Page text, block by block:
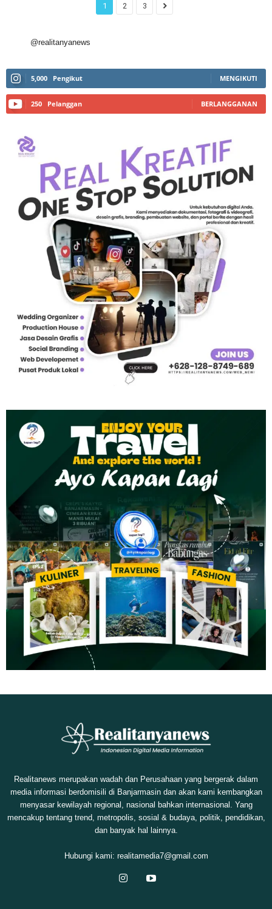
1 2 3
@realitanyanews
5,000 Pengikut MENGIKUTI
250 Pelanggan BERLANGGANAN
Realitanews merupakan wadah dan Perusahaan yang bergerak dalam
media informasi berdomisili di Banjarmasin dan akan kami kembangkan
menyasar kewilayah regional, nasional bahkan internasional. Yang
mencakup tentang trend, metropolis, sosial & budaya, politik, pendidikan,
dan banyak hal lainnya.
Hubungi kami: realitamedia7@gmail.com